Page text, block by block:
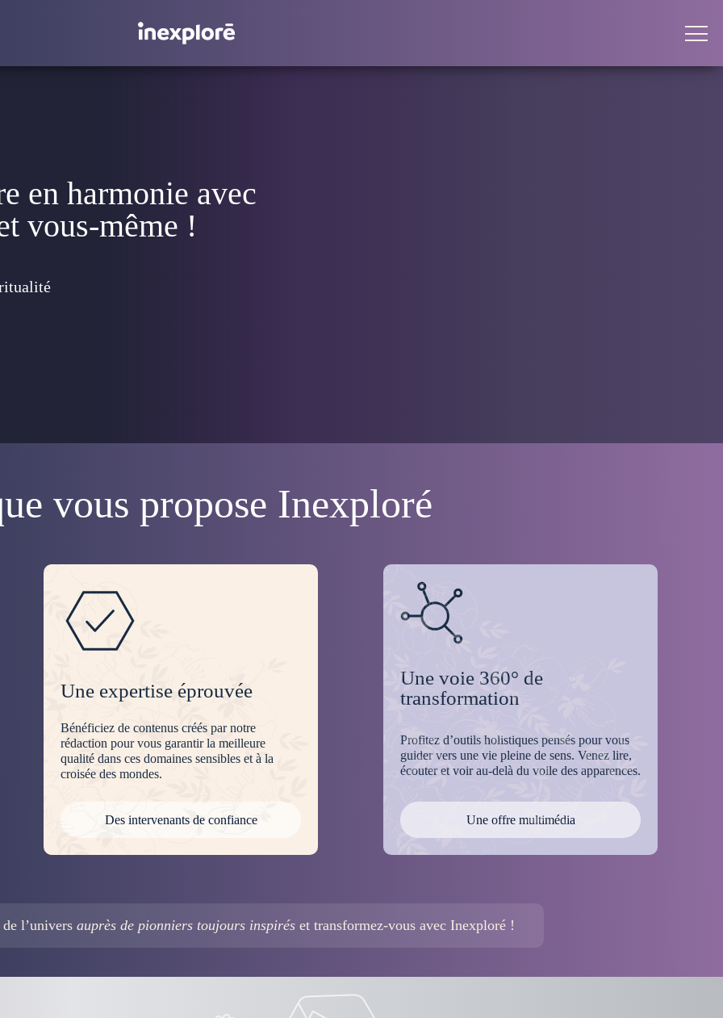
en harmonie avec
vous-même !
vous propose Inexploré
Une expertise éprouvée
Bénéficiez de contenus créés par notre
rédaction pour vous garantir la meilleure
qualité dans ces domaines sensibles et à la
croisée des mondes.
Des intervenants de confiance
Une voie 360° de
transformation
Profitez d’outils holistiques pensés pour vous
guider vers une vie pleine de sens. Venez lire,
écouter et voir au-delà du voile des apparences.
Une offre multimédia
l’univers auprès de pionniers toujours inspirés et transformez-vous avec Inexploré !